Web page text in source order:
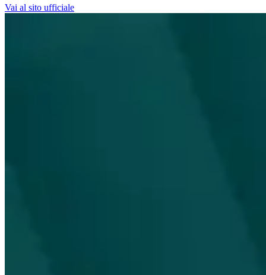
Vai al sito ufficiale